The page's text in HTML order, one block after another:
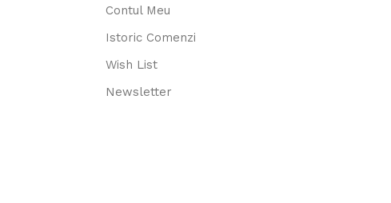
Contul Meu
Istoric Comenzi
Wish List
Newsletter